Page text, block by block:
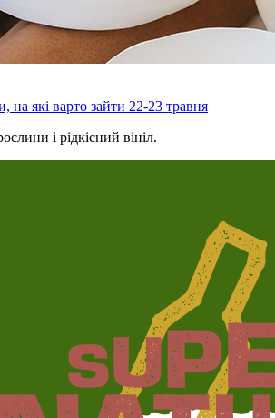
на які варто зайти 22-23 травня
і рідкісний вініл.